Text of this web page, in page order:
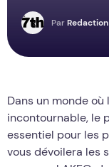
R ParRedaction
Dans un monde
incontournable, le
essentiel pour les
vous dévoilera les